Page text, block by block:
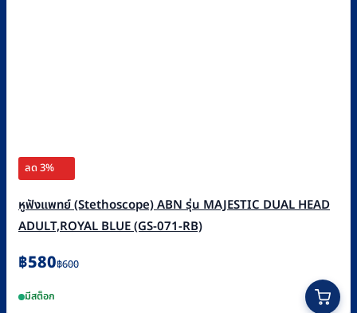
ลด 3%
หูฟังแพทย์ (Stethoscope) ABN รุ่น MAJESTIC DUAL HEAD
ADULT,ROYAL BLUE (GS-071-RB)
฿600
Original
was:
฿580
Current
is:มีสต็อก